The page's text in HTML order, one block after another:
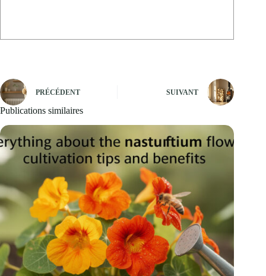
PRÉCÉDENT SUIVANT
Publications similaires